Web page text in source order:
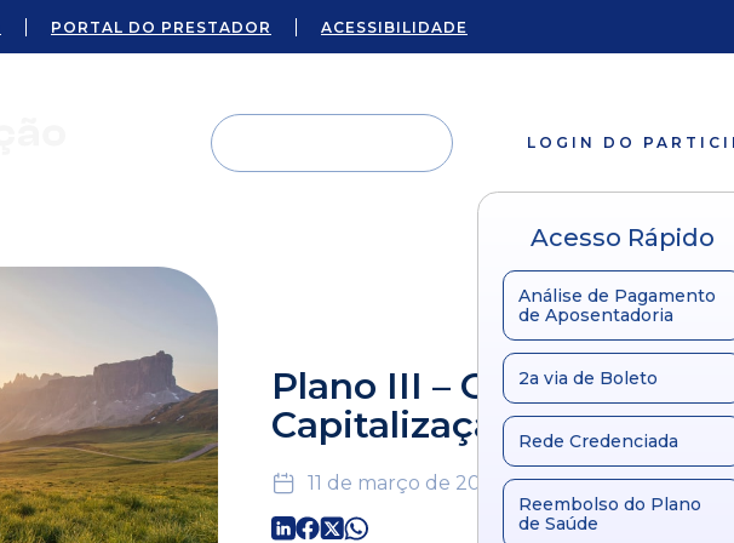
PORTAL DO PRESTADOR ACESSIBILIDADE
LOGIN DO
Acesso Rápido
Análise de Pagamento
de Aposentadoria
2a via de Boleto
Rede Credenciada
Reembolso do Plano
de Saúde
Plano III – Outubro 2018 –
Capitalização
11 de março de 2024